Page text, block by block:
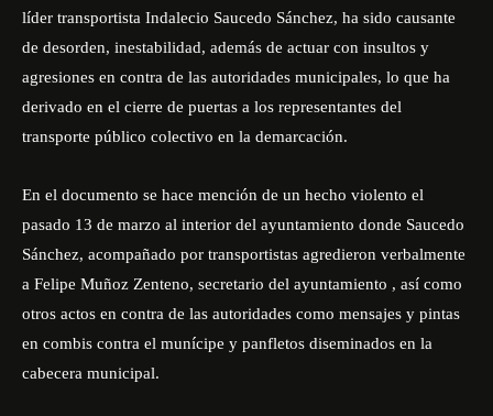
líder transportista Indalecio Saucedo Sánchez, ha sido causante
de desorden, inestabilidad, además de actuar con insultos y
agresiones en contra de las autoridades municipales, lo que ha
derivado en el cierre de puertas a los representantes del
transporte público colectivo en la demarcación.
En el documento se hace mención de un hecho violento el
pasado 13 de marzo al interior del ayuntamiento donde Saucedo
Sánchez, acompañado por transportistas agredieron verbalmente
a Felipe Muñoz Zenteno, secretario del ayuntamiento , así como
otros actos en contra de las autoridades como mensajes y pintas
en combis contra el munícipe y panfletos diseminados en la
cabecera municipal.